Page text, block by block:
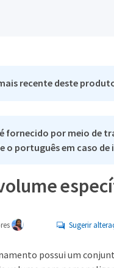
recente deste
fornecido por meio de
o português em caso
Sugerir
possui um